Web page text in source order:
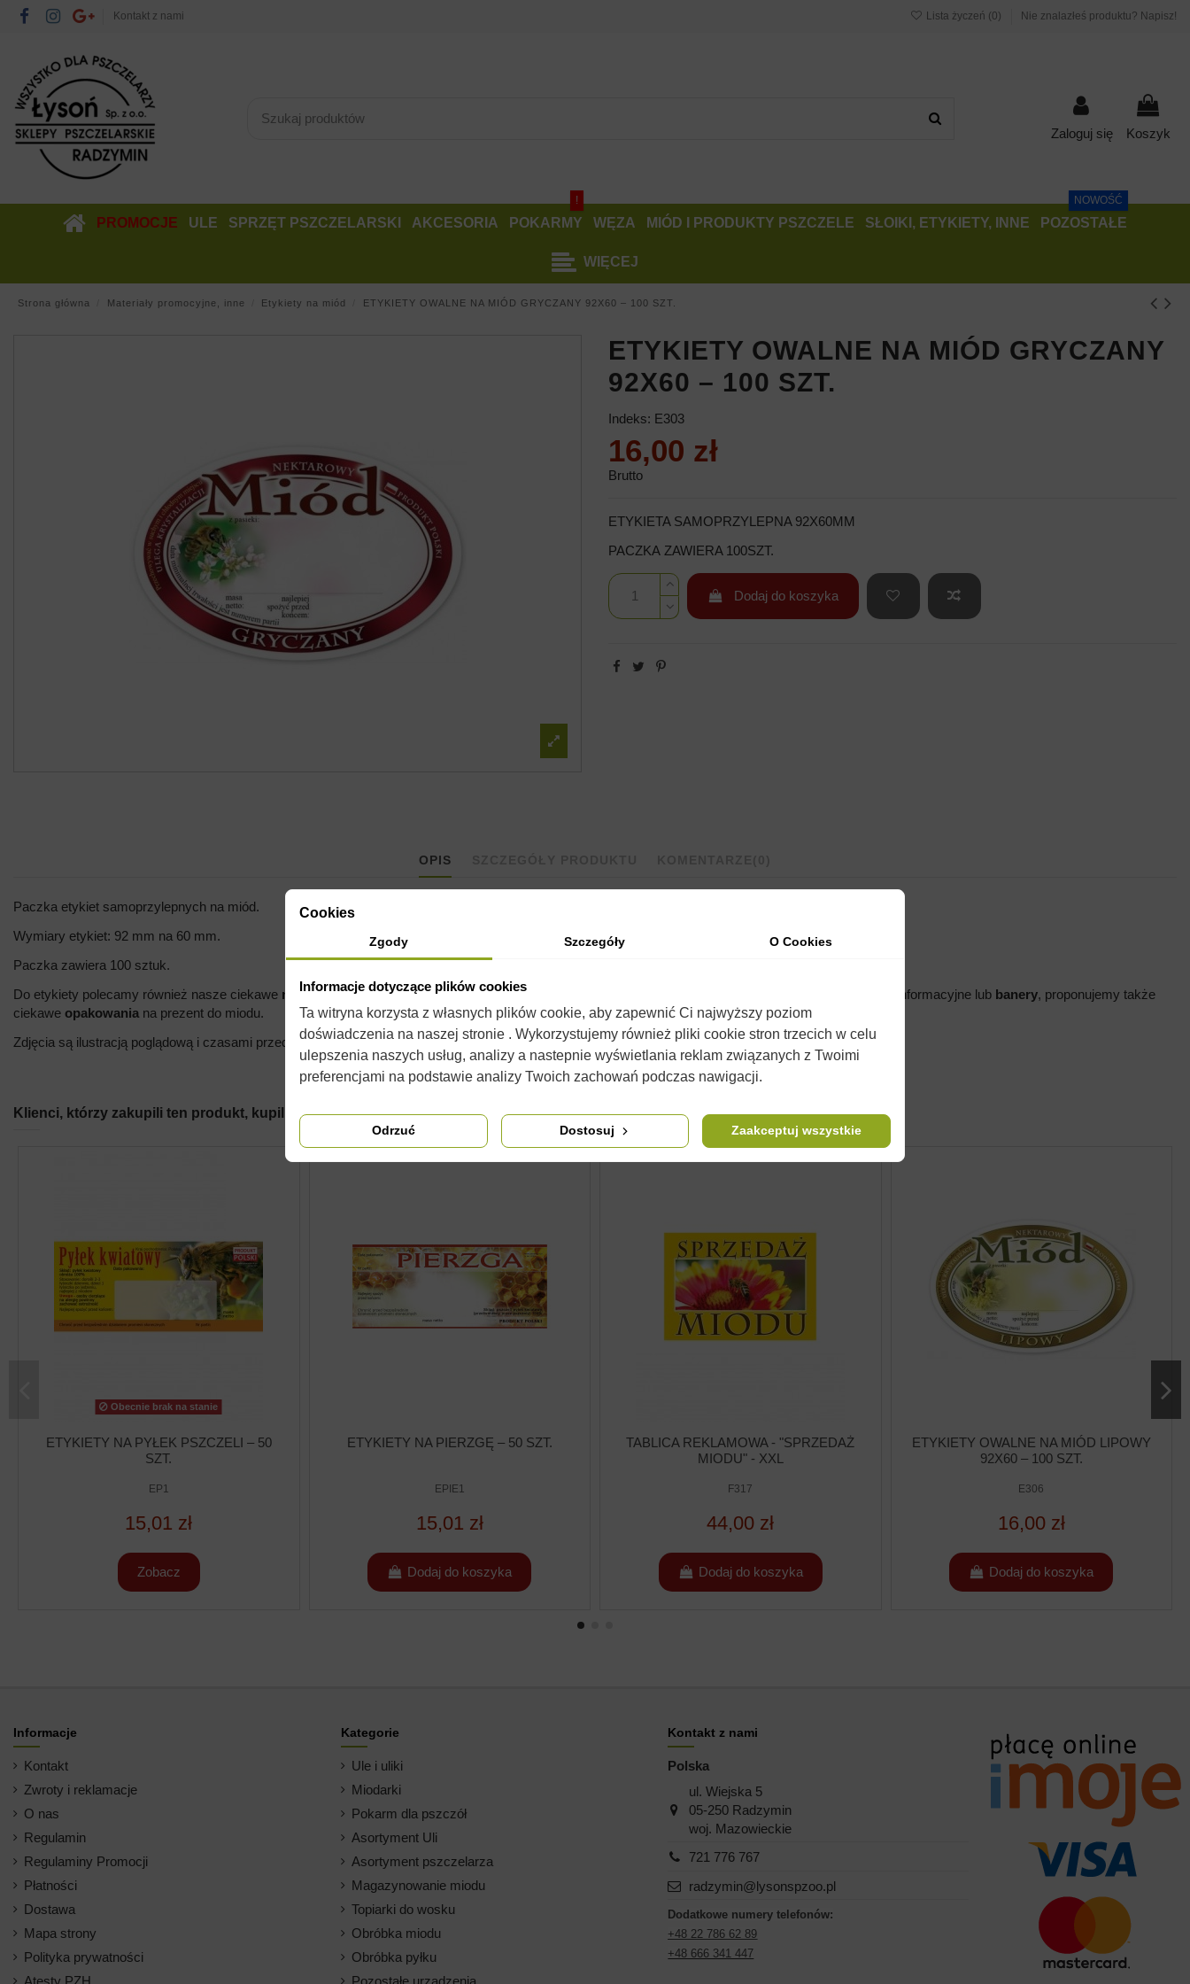
Kontakt z nami Lista życzeń (0) Nie znalazłeś produktu? Napisz!
Zaloguj się Koszyk
PROMOCJE ULE SPRZĘT PSZCZELARSKI AKCESORIA POKARMY
!
WĘZA MIÓD I PRODUKTY PSZCZELE SŁOIKI, ETYKIETY, INNE POZOSTAŁE
NOWOŚĆ
WIĘCEJ
Strona główna Materiały promocyjne, inne Etykiety na miód ETYKIETY OWALNE NA MIÓD GRYCZANY 92X60 – 100 SZT.
ETYKIETY OWALNE NA MIÓD GRYCZANY
92X60 – 100 SZT.
Indeks: E303
16,00 zł
Brutto
ETYKIETA SAMOPRZYLEPNA 92X60MM
PACZKA ZAWIERA 100SZT.
Dodaj do koszyka
OPIS
Paczka etykiet samoprzylepnych na miód.
Wymiary etykiet: 92 mm na 60 mm.
Paczka zawiera 100 sztuk.
Do etykiety polecamy również nasze ciekawe nakrętkina słoiki orazbanderolkiproste 22x142mm, w naszej ofercie można znaleźć również informacyjne lub banery, proponujemy także
ciekawe opakowania na prezent do miodu.
Zdjęcia są ilustracją poglądową i czasami przedmioty mogą różnić się od wyglądu w rzeczywistości. Nie zmienia to jednak ich właściwości użytkowych.
Klienci, którzy zakupili ten produkt, kupili również:
Obecnie brak na stanie
ETYKIETY NA PYŁEK PSZCZELI – 50
SZT.
EP1
15,01 zł
Zobacz
ETYKIETY NA PIERZGĘ – 50 SZT.
EPIE1
15,01 zł
Dodaj do koszyka
TABLICA REKLAMOWA - "SPRZEDAŻ
MIODU" - XXL
F317
44,00 zł
Dodaj do koszyka
ETYKIETY OWALNE NA MIÓD LIPOWY
92X60 – 100 SZT.
E306
16,00 zł
Dodaj do koszyka
Informacje
Kontakt
Zwroty i reklamacje
O nas
Regulamin
Regulaminy Promocji
Płatności
Dostawa
Mapa strony
Polityka prywatności
Kategorie
Ule i uliki
Miodarki
Pokarm dla pszczół
Asortyment Uli
Asortyment pszczelarza
Magazynowanie miodu
Topiarki do wosku
Obróbka miodu
Obróbka pyłku
Kontakt z nami
Polska
ul. Wiejska 5
05-250 Radzymin
woj. Mazowieckie
721 776 767
radzymin@lysonspzoo.pl
Dodatkowe numery telefonów:
+48 22 786 62 89
+48 666 341 447
Cookies
Zgody Szczegóły O Cookies
Informacje dotyczące plików cookies
Ta witryna korzysta z własnych plików cookie, aby zapewnić Ci najwyższy poziom
doświadczenia na naszej stronie . Wykorzystujemy również pliki cookie stron trzecich w celu
ulepszenia naszych usług, analizy a nastepnie wyświetlania reklam związanych z Twoimi
preferencjami na podstawie analizy Twoich zachowań podczas nawigacji.
Odrzuć Dostosuj Zaakceptuj wszystkie